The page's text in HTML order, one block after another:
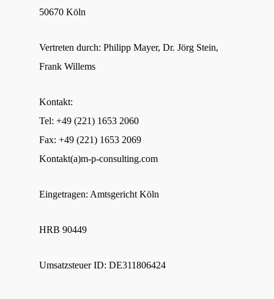
50670 Köln
Vertreten durch: Philipp Mayer, Dr. Jörg Stein,
Frank Willems
Kontakt:
Tel: +49 (221) 1653 2060
Fax: +49 (221) 1653 2069
Kontakt(a)m-p-consulting.com
Eingetragen: Amtsgericht Köln
HRB 90449
Umsatzsteuer ID: DE311806424